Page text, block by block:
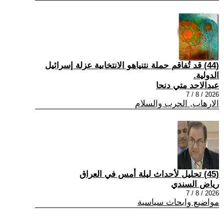
(44) قد تُفاقم حملة نتنياهو الانتخابية عزلة إسرائيل
الدولية.
عبدالاحد متي دنحا
2026 / 8 / 7
الارهاب, الحرب والسلام
(45) تحليل لأحداث ليلة أمس في العراق
رياض السندي
2026 / 8 / 7
مواضيع وابحاث سياسية